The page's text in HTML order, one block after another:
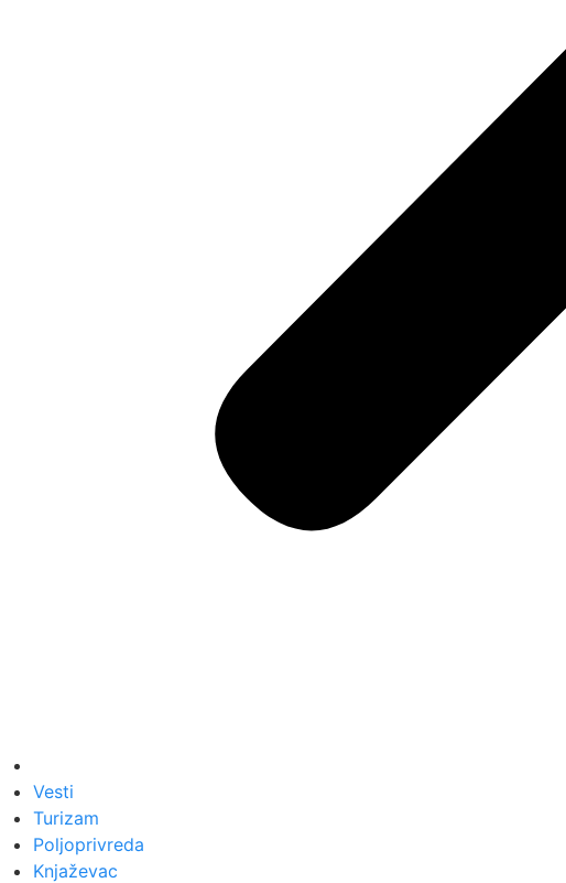
Vesti
Turizam
Poljoprivreda
Knjaževac